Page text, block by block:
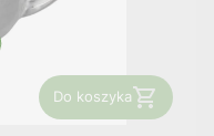
Do koszyka